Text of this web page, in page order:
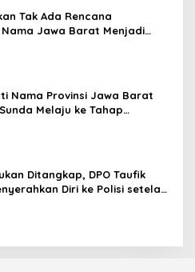
Tak Ada Rencana
Jawa Barat Menjadi
Nama Provinsi Jawa Barat
Melaju ke Tahap
Ditangkap, DPO Taufik
Diri ke Polisi setelah